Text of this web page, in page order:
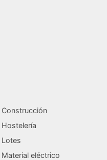
Construcción
Hostelería
Lotes
Material eléctrico